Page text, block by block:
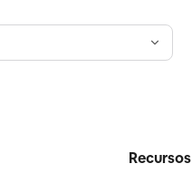
Recursos